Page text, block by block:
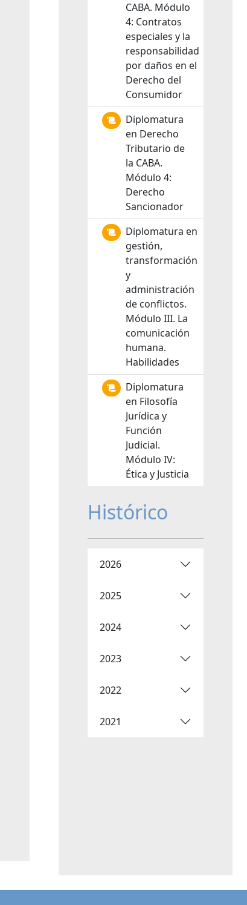
CABA. Módulo
4: Contratos
especiales y la
responsabilidad
por daños en el
Derecho del
Consumidor
Diplomatura
en Derecho
Tributario de
la CABA.
Módulo 4:
Derecho
Sancionador
Diplomatura en
gestión,
transformación
y
administración
de conflictos.
Módulo III. La
comunicación
humana.
Habilidades
Diplomatura
en Filosofía
Jurídica y
Función
Judicial.
Módulo IV:
Ética y Justicia
Histórico
2026
2025
2024
2023
2022
2021